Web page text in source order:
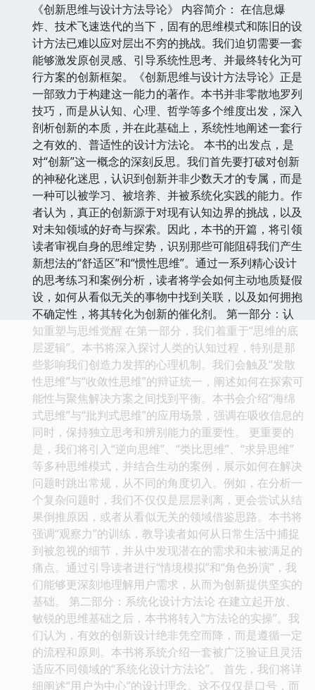
《创新思维与设计方法导论》 内容简介： 在信息爆
炸、技术飞速迭代的当下，固有的思维模式和陈旧的设
计方法已难以应对层出不穷的挑战。我们迫切需要一套
能够激发原创灵感、引导系统性思考、并最终转化为可
行方案的创新框架。《创新思维与设计方法导论》正是
一部致力于构建这一能力的著作。本书并非零散地罗列
技巧，而是从认知、心理、哲学等多个维度出发，深入
剖析创新的本质，并在此基础上，系统性地阐述一套行
之有效的、普适性的设计方法论。 本书的出发点，是
对“创新”这一概念的深刻反思。我们首先要打破对创新
的神秘化迷思，认识到创新并非少数天才的专属，而是
一种可以被学习、被培养、并被系统化实践的能力。作
者认为，真正的创新源于对现有认知边界的挑战，以及
对未知领域的好奇与探索。因此，本书的开篇，将引领
读者审视自身的思维定势，识别那些可能阻碍我们产生
新想法的“舒适区”和“惯性思维”。通过一系列精心设计
的思考练习和案例分析，读者将学会如何主动地质疑假
设，如何从看似无关的事物中找到关联，以及如何拥抱
不确定性，将其转化为创新的催化剂。 第一部分：认
知重塑与思维觉醒 在第一部分，我们着重于“思维的底
层逻辑”。本书将深入探讨人类的认知过程，特别是那
些影响我们创造力发挥的心理机制。我们会触及“发散
性思维”与“收敛性思维”的辩证统一，阐述如何在探索可
能性与聚焦解决方案之间找到平衡。本书会介绍“海绵
式思维”与“批判式思维”的应用场景，强调在吸收信息的
同时，保持独立思考和辨别能力的重要性。 更重要的
是，我们将引入“逆向思维”、“类比思维”、“求异思维”
等多种思维模式，并结合生动的案例，展示如何在解决
问题时跳出常规，从不同的角度切入。例如，在分析一
个复杂问题时，我们不仅仅是层层剥离，更会尝试从结
果倒推原因，或者从看似无关的领域借鉴思路。本书将
强调“观察力”的训练，教导读者如何从日常生活中捕捉
到被忽视的细节，并从中发现潜在的需求和未被满足的
痛点。通过引导读者进行“情境模拟”和“角色扮演”，我
们能够更深刻地理解用户需求，从而为创新提供坚实的
基础。 第二部分：系统化设计方法论 在建立起开放、
敏锐的思维基础之后，本书将转入“方法论的实操”。我
们认为，有效的创新设计绝非凭空而降，而是遵循一定
的流程和原则。本书将系统介绍一套被广泛验证且灵活
适应不同领域的“系统化设计方法论”。 首先，我们将详
细阐述“用户为中心”的设计理念。这不仅仅是口号，而